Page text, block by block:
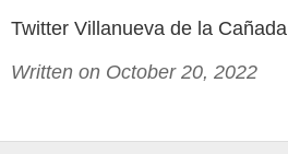
Twitter Villanueva de la Cañada
Written on October 20, 2022